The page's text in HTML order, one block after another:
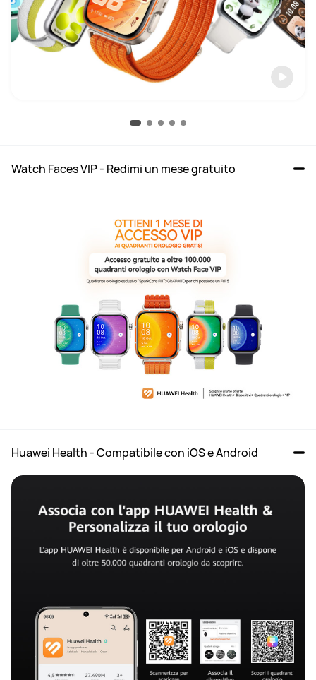
Watch Faces VIP - Redimi un mese gratuito
Huawei Health - Compatibile con iOS e Android